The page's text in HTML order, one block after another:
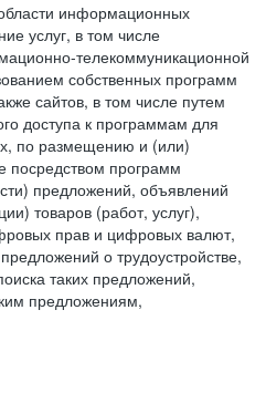
информационных
услуг, в том числе
телекоммуникационной
собственных программ
сайтов, в том числе путем
доступа к программам для
по размещению и (или)
посредством программ
предложений, объявлений
товаров (работ, услуг),
прав и цифровых валют,
о трудоустройстве,
таких предложений,
предложениям,